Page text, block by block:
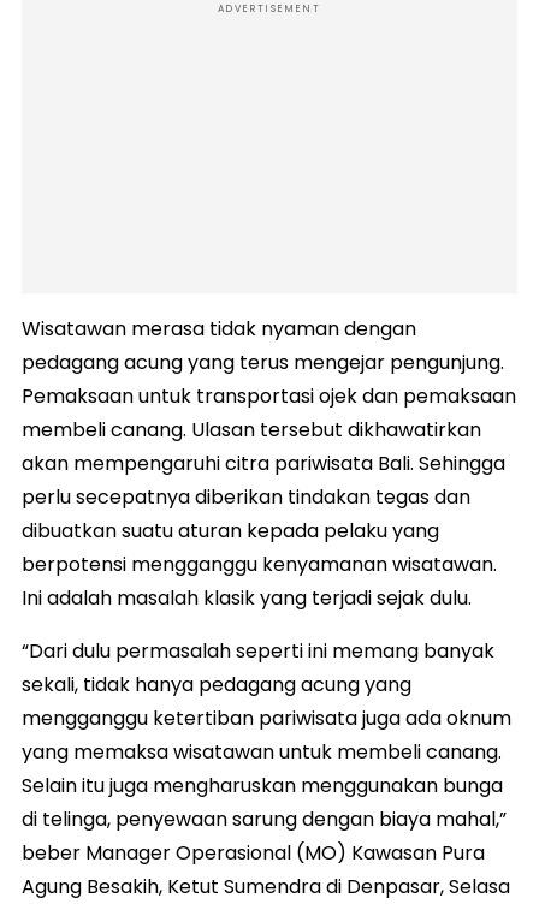
ADVERTISEMENT
Wisatawan merasa tidak nyaman dengan
pedagang acung yang terus mengejar pengunjung.
Pemaksaan untuk transportasi ojek dan pemaksaan
membeli canang. Ulasan tersebut dikhawatirkan
akan mempengaruhi citra pariwisata Bali. Sehingga
perlu secepatnya diberikan tindakan tegas dan
dibuatkan suatu aturan kepada pelaku yang
berpotensi mengganggu kenyamanan wisatawan.
Ini adalah masalah klasik yang terjadi sejak dulu.
“Dari dulu permasalah seperti ini memang banyak
sekali, tidak hanya pedagang acung yang
mengganggu ketertiban pariwisata juga ada oknum
yang memaksa wisatawan untuk membeli canang.
Selain itu juga mengharuskan menggunakan bunga
di telinga, penyewaan sarung dengan biaya mahal,”
beber Manager Operasional (MO) Kawasan Pura
Agung Besakih, Ketut Sumendra di Denpasar, Selasa